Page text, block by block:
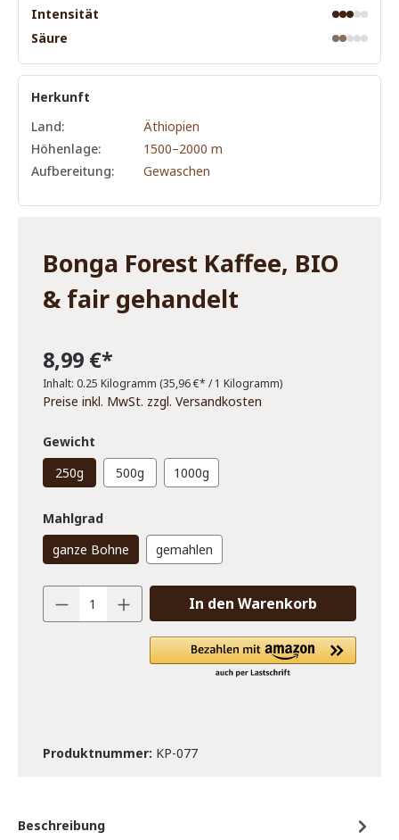
Intensität
Säure
Herkunft
Land:
Äthiopien
Höhenlage:
1500–2000 m
Aufbereitung:
Gewaschen
Bonga Forest Kaffee, BIO
& fair gehandelt
8,99 €*
Inhalt: 0.25 Kilogramm (35,96 €* / 1 Kilogramm)
Preise inkl. MwSt. zzgl. Versandkosten
Gewicht
250g
500g 1000g
Mahlgrad
ganze Bohne
gemahlen
In den Warenkorb
Produktnummer: KP-077
Beschreibung